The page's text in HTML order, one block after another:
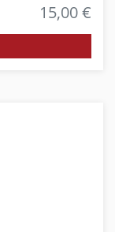
15,00 €